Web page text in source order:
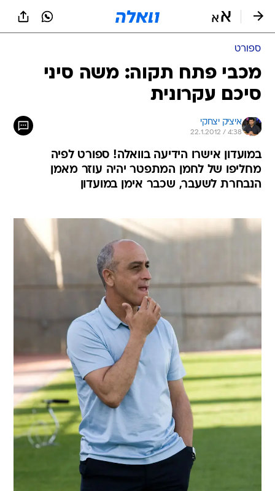
ספורט
מכבי פתח תקוה: משה סיני
סיכם עקרונית
איציק יצחקי
22.1.2012 / 4:38
במועדון אישרו הידיעה בוואלה! ספורט לפיה
מחליפו של לחמן המתפטר יהיה עוזר מאמן
הנבחרת לשעבר, שכבר אימן במועדון